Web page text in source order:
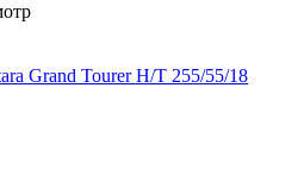
Grand Tourer H/T 255/55/18